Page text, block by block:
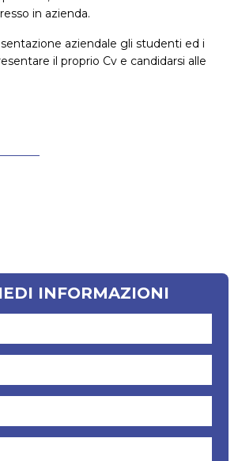
in azienda.
aziendale gli studenti ed i
il proprio Cv e candidarsi alle
INFORMAZIONI